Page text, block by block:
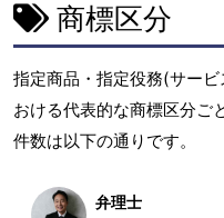
商標区分
指定商品・指定役務(サー
おける代表的な商標区分ご
件数は以下の通りです。
弁理士